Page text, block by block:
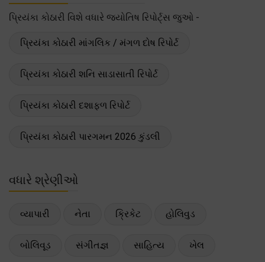
પ્રિયંકા કોઠારી વિશે વધારે જ્યોતિષ રિપોર્ટ્સ જુઓ -
પ્રિયંકા કોઠારી માંગલિક / મંગળ દોષ રિપોર્ટ
પ્રિયંકા કોઠારી શનિ સાડાસાતી રિપોર્ટ
પ્રિયંકા કોઠારી દશાફળ રિપોર્ટ
પ્રિયંકા કોઠારી પારગમન 2026 કુંડલી
વધારે શ્રેણીઓ
વ્યાપારી નેતા ક્રિકેટ હોલિવુડ
બોલિવૂડ સંગીતજ્ઞ સાહિત્ય ખેલ